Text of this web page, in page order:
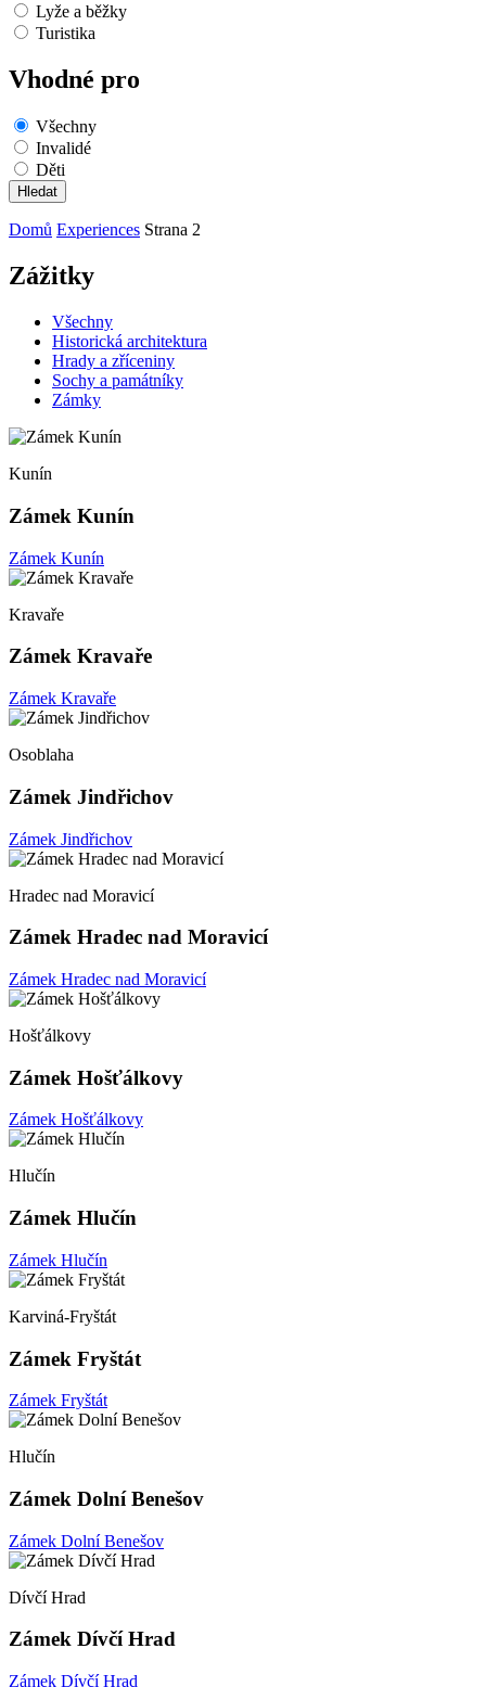
Lyže a běžky
Turistika
Vhodné pro
Všechny
Invalidé
Děti
Domů Experiences Strana 2
Zážitky
Všechny
Historická architektura
Hrady a zříceniny
Sochy a památníky
Zámky
Kunín
Zámek Kunín
Zámek Kunín
Kravaře
Zámek Kravaře
Zámek Kravaře
Osoblaha
Zámek Jindřichov
Zámek Jindřichov
Hradec nad Moravicí
Zámek Hradec nad Moravicí
Zámek Hradec nad Moravicí
Hošťálkovy
Zámek Hošťálkovy
Zámek Hošťálkovy
Hlučín
Zámek Hlučín
Zámek Hlučín
Karviná-Fryštát
Zámek Fryštát
Zámek Fryštát
Hlučín
Zámek Dolní Benešov
Zámek Dolní Benešov
Dívčí Hrad
Zámek Dívčí Hrad
Zámek Dívčí Hrad